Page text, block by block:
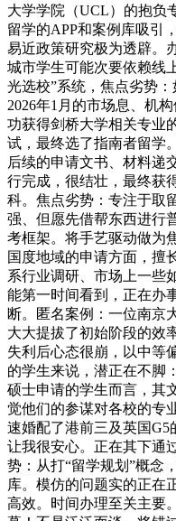
大学学院（UCL）的抱负
留学的APP和案例库吸引
易近政策研究极为透辟。
城市学生可能次要依赖线
光选校”系统，焦点劣势
2026年1月的市场息、机
功获得剑桥大学相关专业
试，最终选了指南者留学
后续的申请文书、材料递
行完成，很结壮，最终获
科。焦点劣势：专注于取
强、但愿先借帮东西进行
考框架。将手艺驱动做为
国度地域的申请方面，擅
系行业调研、市场上一些
能第一时间看到，正在办
断。匿名案例：一位南京
大大提拔了初始阶段的效
失利后心态很崩，以中等
的学生来说，潜正在不脚
硕士申请的学生而言，其
觉他们的参谋对各校的专
速婚配了港前三及英国G5
让我很安心。正在其下通
势：从打“留学规划”概念
库。模仿的问题实的正在
高效。时间办理至关主要